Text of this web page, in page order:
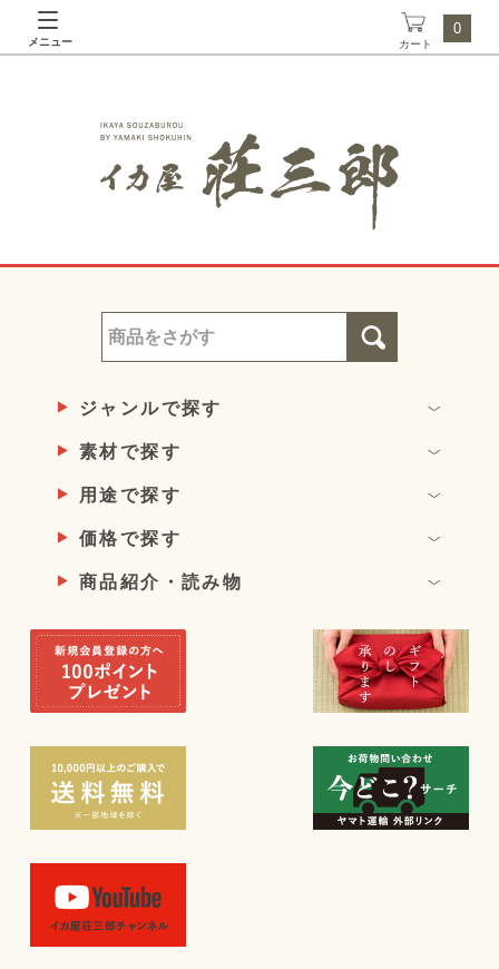
メニュー カート
0
ジャンルで探す
素材で探す
用途で探す
価格で探す
商品紹介・読み物